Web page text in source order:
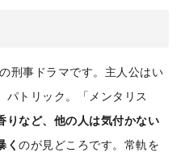
刑事ドラマです。主人公はい
パトリック。「メンタリス
りなど、他の人は気付かない
くのが見どころです。常軌を